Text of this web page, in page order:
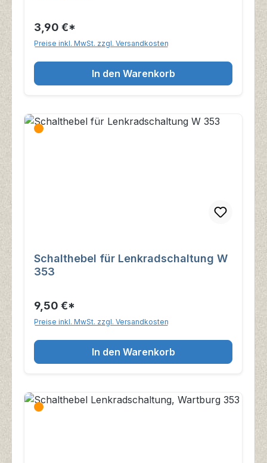
3,90 €*
Preise inkl. MwSt. zzgl. Versandkosten
In den Warenkorb
Schalthebel für Lenkradschaltung W
353
9,50 €*
Preise inkl. MwSt. zzgl. Versandkosten
In den Warenkorb